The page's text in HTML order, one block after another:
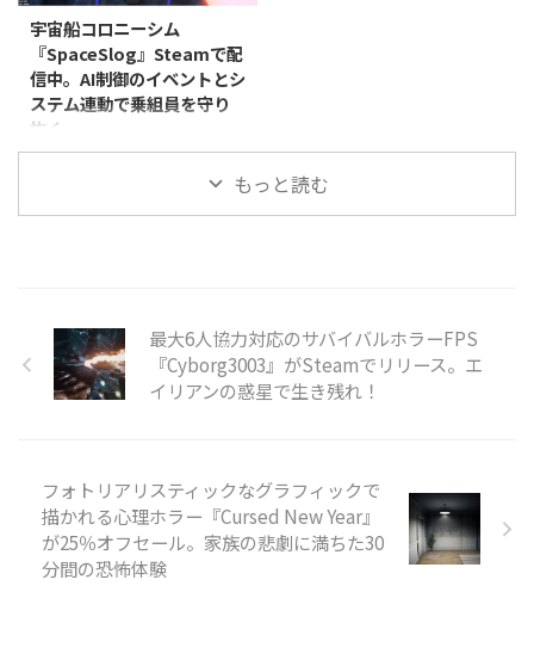
のところ、8月6日まで40％オフ
の237円（税込）で購入できま
す。 本作でプレイヤーは、村の
祭りで働くことになります。しか
し、会場には人間だけでなく、正
体を隠した怪物も入り混じってお
り、カメラと人形を使ってどちら
なのかを見分けなければなりませ
た進行システムが用意されてお
り、ふだんはカードの駆け引きを
宇宙船コロニーシム
『SpaceSlog』Steamで配
信中。AI制御のイベントとシ
ステム連動で乗組員を守り
抜く
Produno Games Studiosは2026
年4月17日、宇宙船コロニーシミ
スとして展開されています。価格
は3,150円（税込）です。 本作は
『Rimworld』『Starship
Theory』『Dwarf Fortress』『X-
もっと読む
最大6人協力対応のサバイバルホラーFPS
『Cyborg3003』がSteamでリリース。エ
イリアンの惑星で生き残れ！
フォトリアリスティックなグラフィックで
描かれる心理ホラー『Cursed New Year』
が25％オフセール。家族の悲劇に満ちた30
分間の恐怖体験